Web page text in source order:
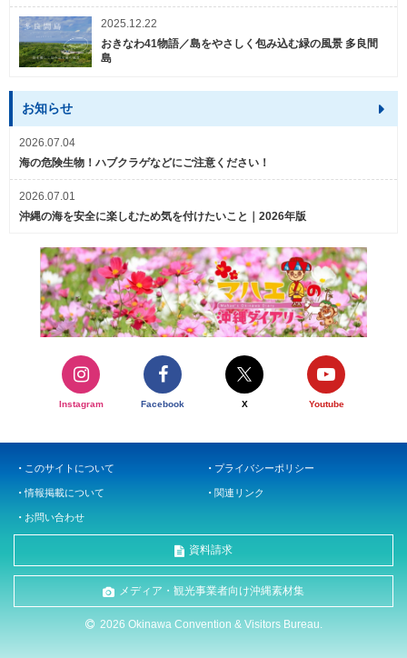
2025.12.22
おきなわ41物語／島をやさしく包み込む緑の風景 多良間
島
お知らせ
2026.07.04
海の危険生物！ハブクラゲなどにご注意ください！
2026.07.01
沖縄の海を安全に楽しむため気を付けたいこと｜2026年版
Instagram Facebook X Youtube
このサイトについて プライバシーポリシー
情報掲載について 関連リンク
お問い合わせ
資料請求
メディア・観光事業者向け沖縄素材集
2026 Okinawa Convention & Visitors Bureau.